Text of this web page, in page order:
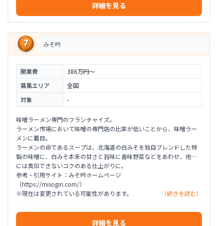
詳細を見る
みそ吟
開業費
386万円〜
募集エリア
全国
対象
-
味噌ラーメン専門のフランチャイズ。
ラーメン市場において味噌の専門店の比率が低いことから、味噌ラー
メンに着目。
ラーメンの命であるスープは、北海道の白みそを独自ブレンドした特
製の味噌に、白みそ本来の甘さと旨味に香味野菜などをあわせ、他店
には真似できないコクのある仕上がりに。
参考・引用サイト：みそ吟ホームページ
（https://misogin.com/）
※現在は変更されている可能性があります。
（続きを読む）
詳細を見る